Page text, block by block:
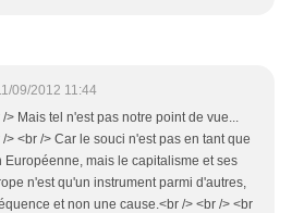
09/2012 11:44
/> Mais tel n'est pas notre point de vue...
/> <br /> Car le souci n'est pas en tant que
Européenne, mais le capitalisme et ses
n'est qu'un instrument parmi d'autres,
et non une cause.<br /> <br /> <br